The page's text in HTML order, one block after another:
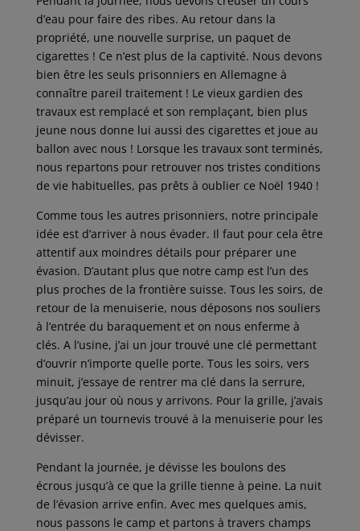
d’eau pour faire des ribes. Au retour dans la
propriété, une nouvelle surprise, un paquet de
cigarettes ! Ce n’est plus de la captivité. Nous devons
bien être les seuls prisonniers en Allemagne à
connaître pareil traitement ! Le vieux gardien des
travaux est remplacé et son remplaçant, bien plus
jeune nous donne lui aussi des cigarettes et joue au
ballon avec nous ! Lorsque les travaux sont terminés,
nous repartons pour retrouver nos tristes conditions
de vie habituelles, pas prêts à oublier ce Noël 1940 !
Comme tous les autres prisonniers, notre principale
idée est d’arriver à nous évader. Il faut pour cela être
attentif aux moindres détails pour préparer une
évasion. D’autant plus que notre camp est l’un des
plus proches de la frontière suisse. Tous les soirs, de
retour de la menuiserie, nous déposons nos souliers
à l’entrée du baraquement et on nous enferme à
clés. A l’usine, j’ai un jour trouvé une clé permettant
d’ouvrir n’importe quelle porte. Tous les soirs, vers
minuit, j’essaye de rentrer ma clé dans la serrure,
jusqu’au jour où nous y arrivons. Pour la grille, j’avais
préparé un tournevis trouvé à la menuiserie pour les
dévisser.
Pendant la journée, je dévisse les boulons des
écrous jusqu’à ce que la grille tienne à peine. La nuit
de l’évasion arrive enfin. Avec mes quelques amis,
nous passons le camp et partons à travers champs